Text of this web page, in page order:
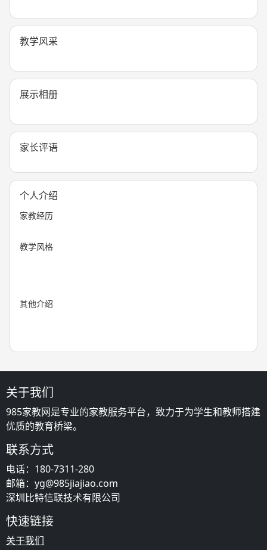
教学风采
展示相册
家长评语
个人介绍
家教经历
教学风格
其他介绍
关于我们
985家教网是专业的家教服务平台，致力于为学生和教师搭建
优质的教育桥梁。
联系方式
电话：180-7311-280
邮箱：yg@985jiajiao.com
深圳比特信联技术有限公司
快速链接
关于我们